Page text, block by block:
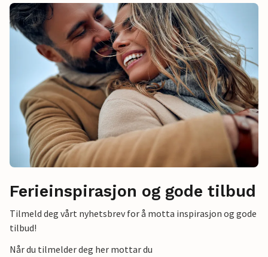
Ferieinspirasjon og gode tilbud
Tilmeld deg vårt nyhetsbrev for å motta inspirasjon og gode
tilbud!
Når du tilmelder deg her mottar du